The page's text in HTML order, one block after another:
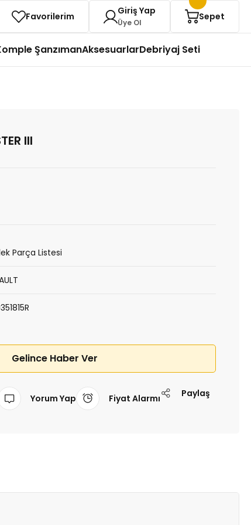
Favorilerim Giriş Yap
Üye Ol
Sepet
ŞanzımanAksesuarlarDebriyaj Seti
III
Parça Listesi
Gelince Haber Ver
Yorum Yap Fiyat Alarmı Paylaş